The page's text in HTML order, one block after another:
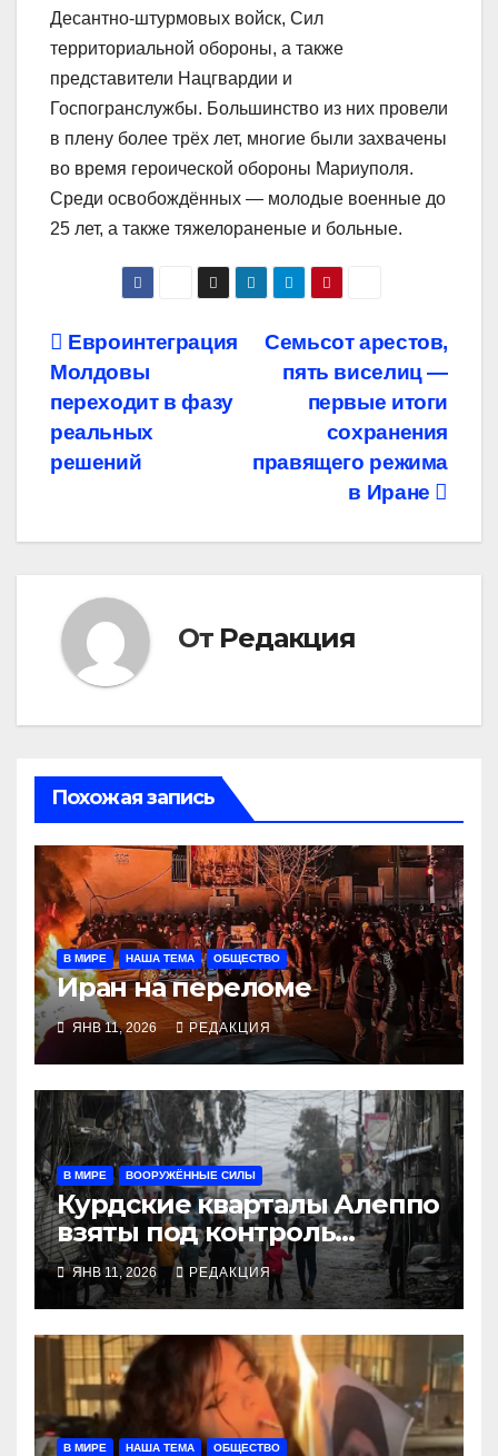
Десантно-штурмовых войск, Сил
территориальной обороны, а также
представители Нацгвардии и
Госпогранслужбы. Большинство из них провели
в плену более трёх лет, многие были захвачены
во время героической обороны Мариуполя.
Среди освобождённых — молодые военные до
25 лет, а также тяжелораненые и больные.
Навигация
по
записям
Семьсот арестов,
пять виселиц —
первые итоги
сохранения
правящего режима
в Иране
Евроинтеграция
Молдовы
переходит в фазу
реальных
решений
От Редакция
Похожая запись
В МИРЕ НАША ТЕМА ОБЩЕСТВО
Иран на переломе
ЯНВ 11, 2026 РЕДАКЦИЯ
В МИРЕ ВООРУЖЁННЫЕ СИЛЫ
Курдские кварталы Алеппо
взяты под контроль
правительством аш-Шараа
ЯНВ 11, 2026 РЕДАКЦИЯ
В МИРЕ НАША ТЕМА ОБЩЕСТВО